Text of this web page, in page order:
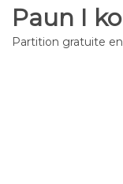
Paun I
Partition gratuite